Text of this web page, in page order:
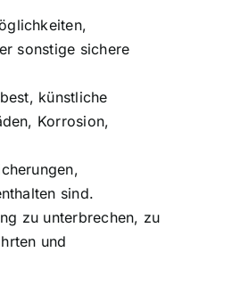
sonstige sichere
künstliche
Korrosion,
sind.
zu unterbrechen, zu
und